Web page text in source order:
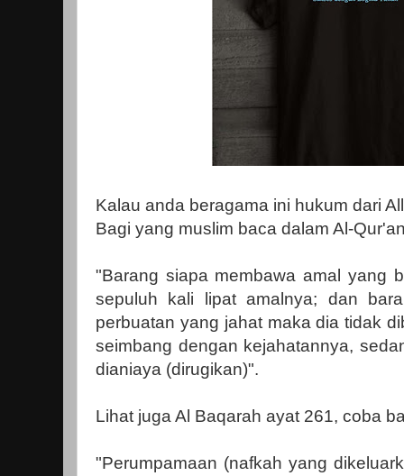
Kalau anda beragama ini hukum dari
Bagi yang muslim baca dalam Al-
"Barang siapa membawa amal yang
sepuluh kali lipat amalnya; dan
perbuatan yang jahat maka dia tidak
seimbang dengan kejahatannya,
dianiaya (dirugikan)".
Lihat juga Al Baqarah ayat 261, coba
"Perumpamaan (nafkah yang